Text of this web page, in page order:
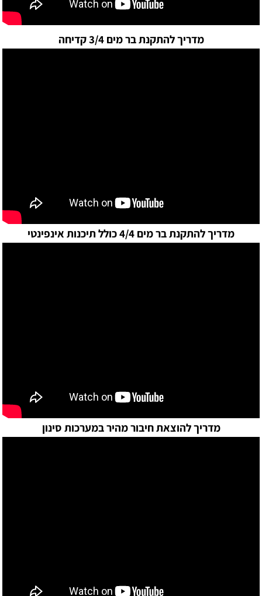
מדריך להתקנת בר מים 3/4 קדיחה
מדריך להתקנת בר מים 4/4 כולל תיכנות אינפינטי
מדריך להוצאת חיבור מהיר במערכות סינון